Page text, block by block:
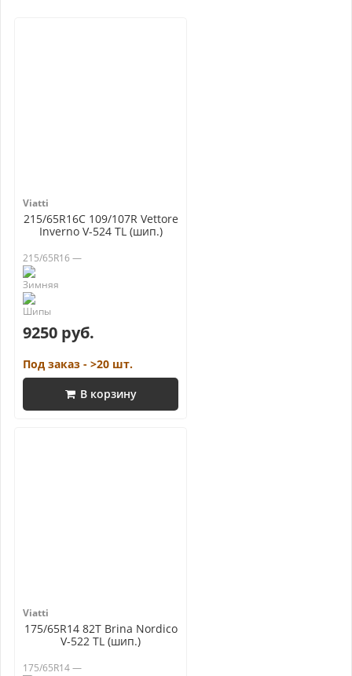
Viatti
215/65R16C 109/107R Vettore
Inverno V-524 TL (шип.)
215/65R16 —
9250 руб.
Под заказ - >20 шт.
В корзину
Viatti
175/65R14 82T Brina Nordico
V-522 TL (шип.)
175/65R14 —